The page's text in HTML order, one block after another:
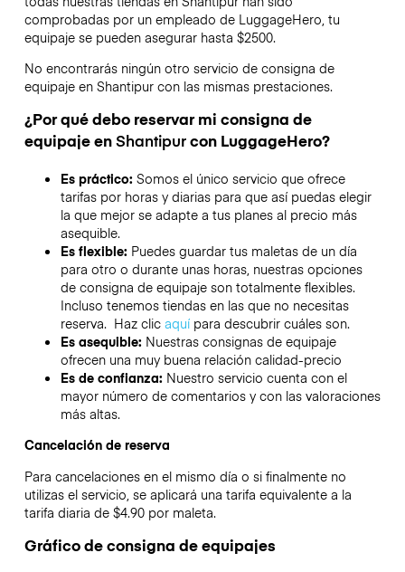
comprobadas por un empleado de LuggageHero, tu
equipaje se pueden asegurar hasta $2500.
No encontrarás ningún otro servicio de consigna de
equipaje en Shantipurcon las mismas prestaciones.
¿Por qué debo reservar mi consigna de
equipaje enShantipurcon LuggageHero?
Es práctico: Somos el único servicio que ofrece
tarifas por horas y diarias para que así puedas elegir
la que mejor se adapte a tus planes al precio más
asequible.
Es flexible: Puedes guardar tus maletas de un día
para otro o durante unas horas, nuestras opciones
de consigna de equipaje son totalmente flexibles.
Incluso tenemos tiendas en las que no necesitas
reserva. Haz clic aquípara descubrir cuáles son.
Es asequible: Nuestras consignas de equipaje
ofrecen una muy buena relación calidad-precio
Es de confianza: Nuestro servicio cuenta con el
mayor número de comentarios y con las valoraciones
más altas.
Cancelación de reserva
Para cancelaciones en el mismo día o si finalmente no
utilizas el servicio, se aplicará una tarifa equivalente a la
tarifa diaria de $4.90 por maleta.
Gráfico de consigna de equipajes